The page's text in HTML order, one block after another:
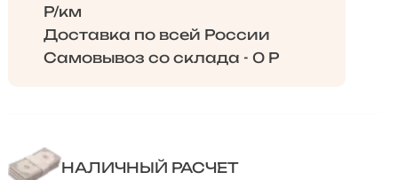
Р/км
Доставка по всей России
Самовывоз со склада - 0 Р
НАЛИЧНЫЙ РАСЧЕТ